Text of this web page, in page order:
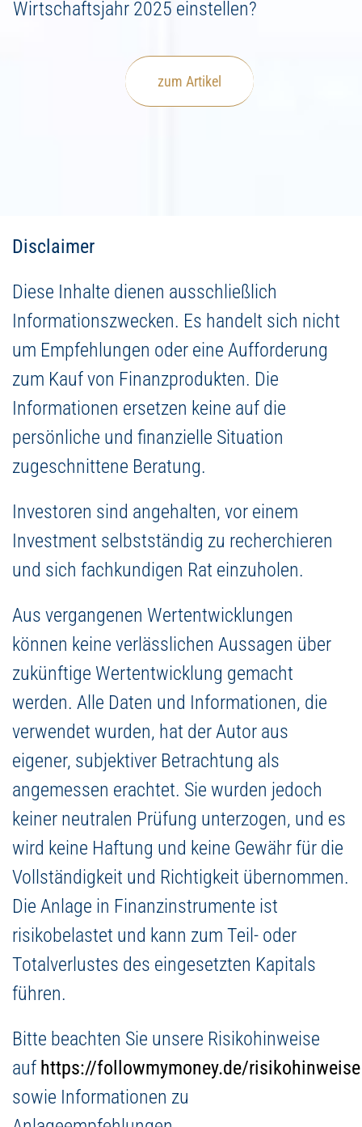
Wirtschaftsjahr 2025 einstellen?
zum Artikel
Disclaimer
Diese Inhalte dienen ausschließlich
Informationszwecken. Es handelt sich nicht
um Empfehlungen oder eine Aufforderung
zum Kauf von Finanzprodukten. Die
Informationen ersetzen keine auf die
persönliche und finanzielle Situation
zugeschnittene Beratung.
Investoren sind angehalten, vor einem
Investment selbstständig zu recherchieren
und sich fachkundigen Rat einzuholen.
Aus vergangenen Wertentwicklungen
können keine verlässlichen Aussagen über
zukünftige Wertentwicklung gemacht
werden. Alle Daten und Informationen, die
verwendet wurden, hat der Autor aus
eigener, subjektiver Betrachtung als
angemessen erachtet. Sie wurden jedoch
keiner neutralen Prüfung unterzogen, und es
wird keine Haftung und keine Gewähr für die
Vollständigkeit und Richtigkeit übernommen.
Die Anlage in Finanzinstrumente ist
risikobelastet und kann zum Teil- oder
Totalverlustes des eingesetzten Kapitals
führen.
Bitte beachten Sie unsere Risikohinweise
auf https://followmymoney.de/risikohinweise
sowie Informationen zu